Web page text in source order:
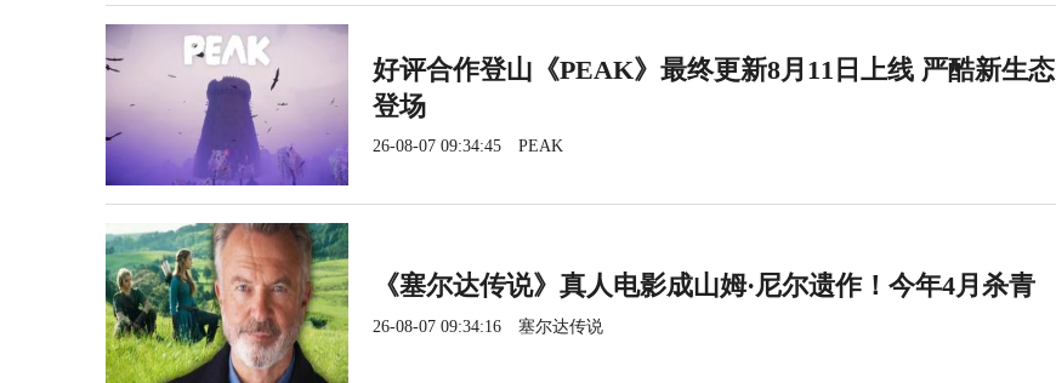
好评合作登山《PEAK》最终更新8月11日上线 严酷新生态
登场
26-08-07 09:34:45 PEAK
《塞尔达传说》真人电影成山姆·尼尔遗作！今年4月杀青
26-08-07 09:34:16 塞尔达传说